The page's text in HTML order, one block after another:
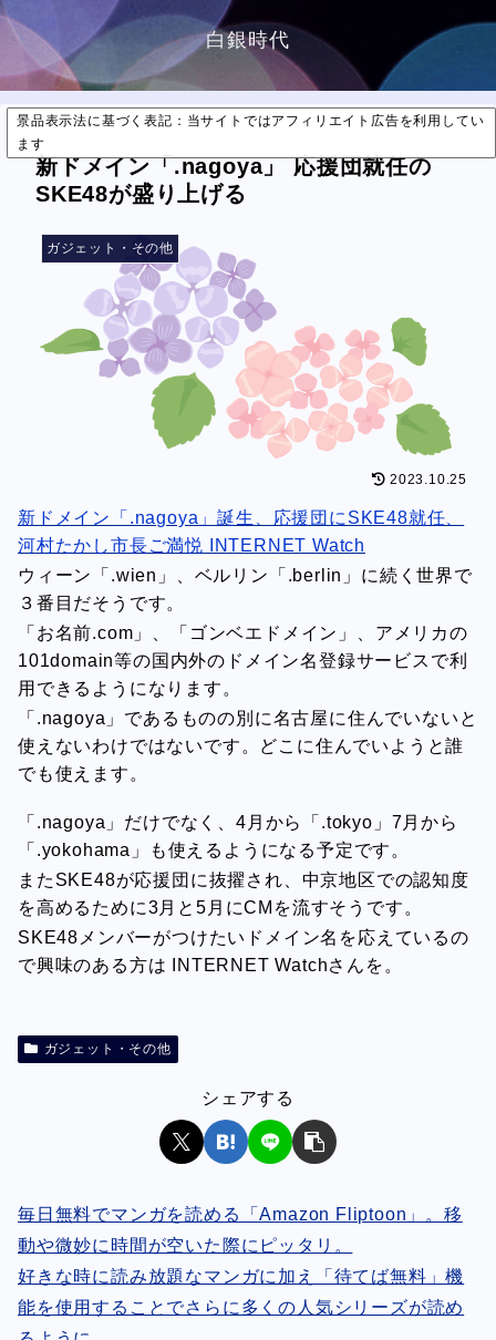
白銀時代
景品表示法に基づく表記：当サイトではアフィリエイト広告を利用してい
ます
新ドメイン「.nagoya」 応援団就任の
SKE48が盛り上げる
ガジェット・その他
2023.10.25
新ドメイン「.nagoya」誕生、応援団にSKE48就任、
河村たかし市長ご満悦 INTERNET Watch
ウィーン「.wien」、ベルリン「.berlin」に続く世界で
３番目だそうです。
「お名前.com」、「ゴンベエドメイン」、アメリカの
101domain等の国内外のドメイン名登録サービスで利
用できるようになります。
「.nagoya」であるものの別に名古屋に住んでいないと
使えないわけではないです。どこに住んでいようと誰
でも使えます。
「.nagoya」だけでなく、4月から「.tokyo」7月から
「.yokohama」も使えるようになる予定です。
またSKE48が応援団に抜擢され、中京地区での認知度
を高めるために3月と5月にCMを流すそうです。
SKE48メンバーがつけたいドメイン名を応えているの
で興味のある方は INTERNET Watchさんを。
ガジェット・その他
シェアする
毎日無料でマンガを読める「Amazon Fliptoon」。移
動や微妙に時間が空いた際にピッタリ。
好きな時に読み放題なマンガに加え「待てば無料」機
能を使用することでさらに多くの人気シリーズが読め